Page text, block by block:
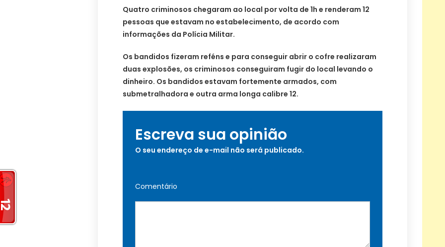
Quatro criminosos chegaram ao local por volta de 1h e renderam 12
pessoas que estavam no estabelecimento, de acordo com
informações da Polícia Militar.
Os bandidos fizeram reféns e para conseguir abrir o cofre realizaram
duas explosões, os criminosos conseguiram fugir do local levando o
dinheiro. Os bandidos estavam fortemente armados, com
submetralhadora e outra arma longa calibre 12.
Escreva sua opinião
O seu endereço de e-mail não será publicado.
Comentário